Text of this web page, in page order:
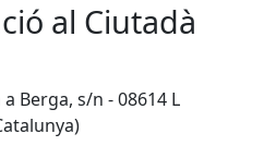
al Ciutadà
Berga, s/n - 08614 L